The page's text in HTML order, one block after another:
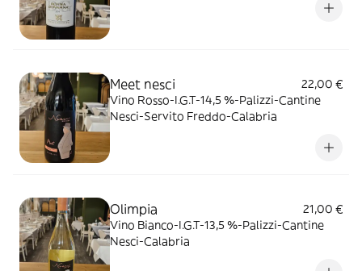
Meet nesci
22,00 €
Vino Rosso-I.G.T-14,5 %-Palizzi-Cantine
Nesci-Servito Freddo-Calabria
Olimpia
21,00 €
Vino Bianco-I.G.T-13,5 %-Palizzi-Cantine
Nesci-Calabria